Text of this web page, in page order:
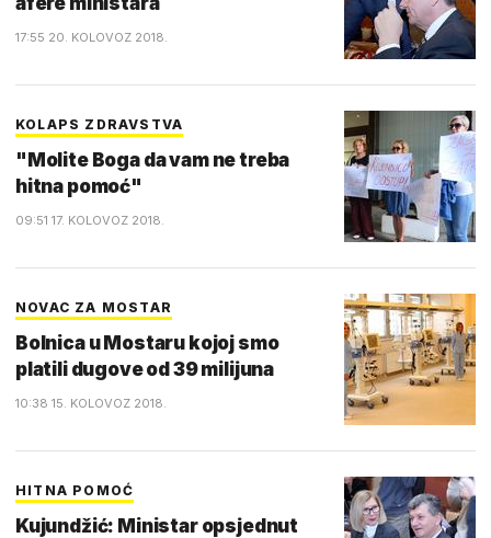
17:55 20. KOLOVOZ 2018.
KOLAPS ZDRAVSTVA
"Molite Boga da vam ne treba
hitna pomoć"
09:51 17. KOLOVOZ 2018.
NOVAC ZA MOSTAR
Bolnica u Mostaru kojoj smo
platili dugove od 39 milijuna
10:38 15. KOLOVOZ 2018.
HITNA POMOĆ
Kujundžić: Ministar opsjednut